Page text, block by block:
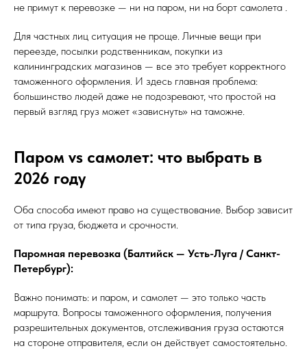
не примут к перевозке — ни на паром, ни на борт самолета .
Для частных лиц ситуация не проще. Личные вещи при
переезде, посылки родственникам, покупки из
калининградских магазинов — все это требует корректного
таможенного оформления. И здесь главная проблема:
большинство людей даже не подозревают, что простой на
первый взгляд груз может «зависнуть» на таможне.
Паром vs самолет: что выбрать в
2026 году
Оба способа имеют право на существование. Выбор зависит
от типа груза, бюджета и срочности.
Паромная перевозка (Балтийск — Усть-Луга / Санкт-
Петербург):
Важно понимать: и паром, и самолет — это только часть
маршрута. Вопросы таможенного оформления, получения
разрешительных документов, отслеживания груза остаются
на стороне отправителя, если он действует самостоятельно.